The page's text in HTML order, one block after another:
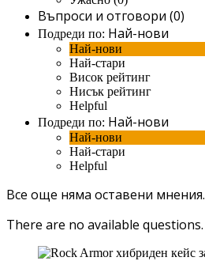
Въпроси и отговори (0)
Подреди по: Най-нови
Най-нови
Най-стари
Висок рейтинг
Нисък рейтинг
Helpful
Подреди по: Най-нови
Най-нови
Най-стари
Helpful
Все още няма оставени мнения.
There are no available questions.